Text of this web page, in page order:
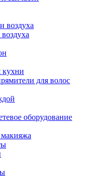
воздуха
кухни
для волос
оборудование
макияжа